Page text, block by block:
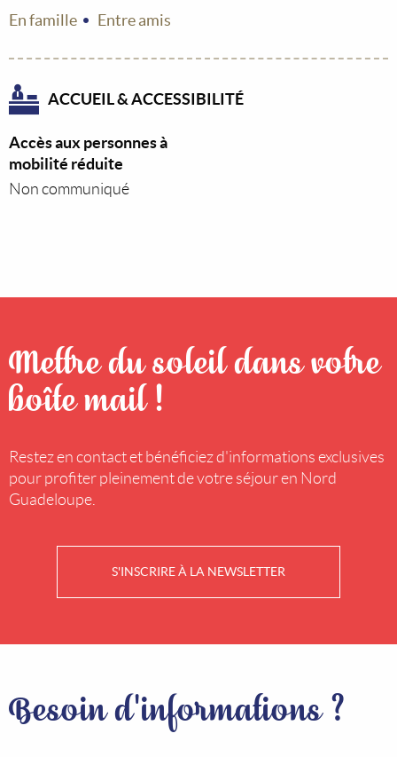
En famille Entre amis
ACCUEIL & ACCESSIBILITÉ
Accès aux personnes à
mobilité réduite
Non communiqué
Mettre du soleil dans votre
boîte mail !
Restez en contact et bénéficiez d'informations exclusives
pour profiter pleinement de votre séjour en Nord
Guadeloupe.
S'INSCRIRE À LA NEWSLETTER
Besoin d'informations ?